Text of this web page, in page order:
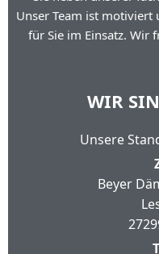
Unser Team ist
für Sie im Einsatz. Wir
WIR
Unsere
Beyer